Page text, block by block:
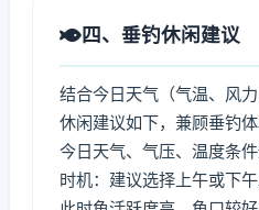
四、垂钓休闲建议
结合今日天气（气温、风
休闲建议如下，兼顾垂钓体
今日天气、气压、温度条
时机：建议选择上午或下